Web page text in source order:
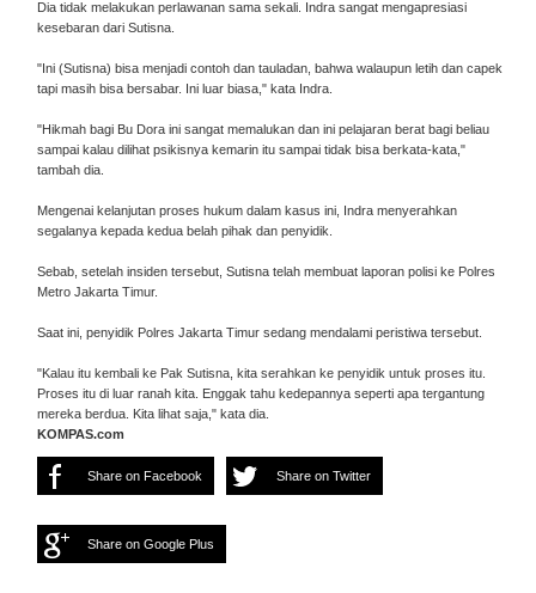
Dia tidak melakukan perlawanan sama sekali. Indra sangat mengapresiasi
kesebaran dari Sutisna.
"Ini (Sutisna) bisa menjadi contoh dan tauladan, bahwa walaupun letih dan capek
tapi masih bisa bersabar. Ini luar biasa," kata Indra.
"Hikmah bagi Bu Dora ini sangat memalukan dan ini pelajaran berat bagi beliau
sampai kalau dilihat psikisnya kemarin itu sampai tidak bisa berkata-kata,"
tambah dia.
Mengenai kelanjutan proses hukum dalam kasus ini, Indra menyerahkan
segalanya kepada kedua belah pihak dan penyidik.
Sebab, setelah insiden tersebut, Sutisna telah membuat laporan polisi ke Polres
Metro Jakarta Timur.
Saat ini, penyidik Polres Jakarta Timur sedang mendalami peristiwa tersebut.
"Kalau itu kembali ke Pak Sutisna, kita serahkan ke penyidik untuk proses itu.
Proses itu di luar ranah kita. Enggak tahu kedepannya seperti apa tergantung
mereka berdua. Kita lihat saja," kata dia.
KOMPAS.com
Share on Facebook Share on Twitter
Share on Google Plus